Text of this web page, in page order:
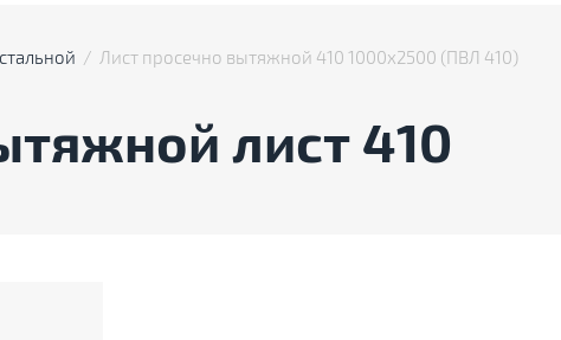
  /  Лист просечно вытяжной 410 1000х2500 (ПВЛ 410)
лист 410